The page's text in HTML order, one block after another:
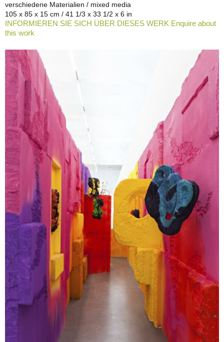
verschiedene Materialien / mixed media
105 x 85 x 15 cm / 41 1/3 x 33 1/2 x 6 in
INFORMIEREN SIE SICH ÜBER DIESES WERK Enquire about
this work